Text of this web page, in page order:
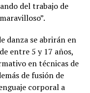
del trabajo de
danza se abrirán en
entre 5 y 17 años,
en técnicas de
de fusión de
corporal a